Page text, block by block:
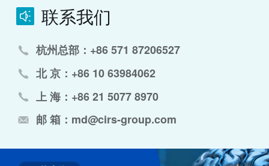
联系我们
杭州总部：+86 571 87206527
北 京：+86 10 63984062
上 海：+86 21 5077 8970
邮 箱：md@cirs-group.com